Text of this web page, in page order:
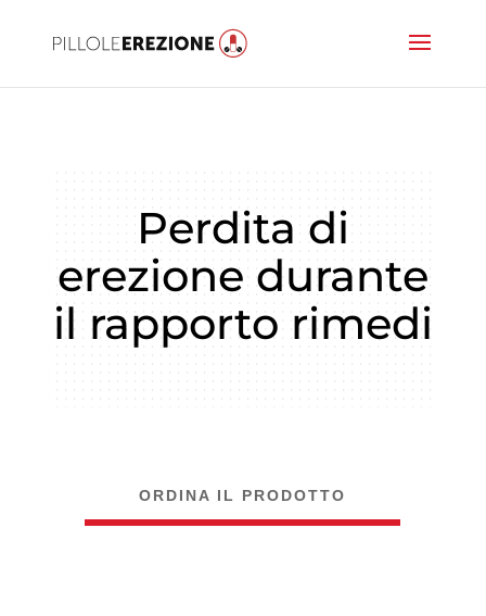
Perdita di
erezione durante
il rapporto rimedi
ORDINA IL PRODOTTO